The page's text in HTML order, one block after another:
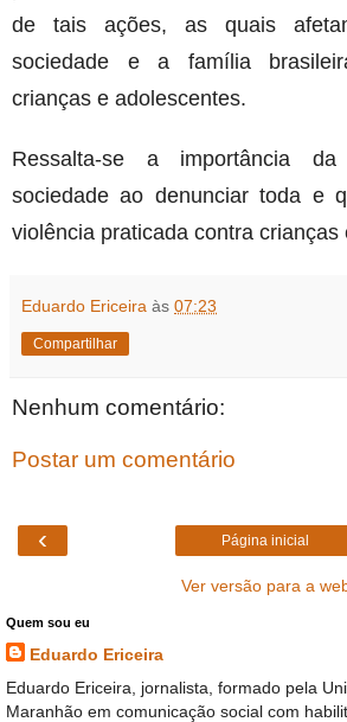
de tais ações, as quais
sociedade e a família
crianças e adolescentes.
Ressalta-se a importância
sociedade ao denunciar toda e
violência praticada contra crianças
Eduardo Ericeira às 07:23
Compartilhar
Nenhum comentário:
Postar um comentário
‹ Página inicial
Ver versão para a
Quem sou eu
Eduardo Ericeira
Eduardo Ericeira, jornalista, formado pela
Maranhão em comunicação social com